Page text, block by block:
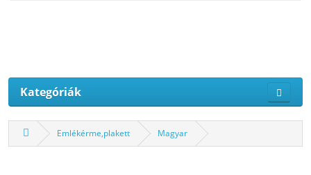
Kategóriák
Emlékérme,plakett Magyar